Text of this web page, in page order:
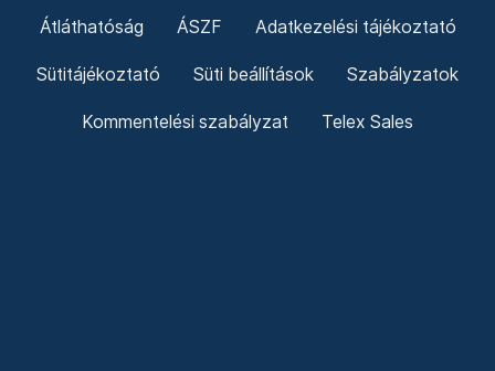
Átláthatóság ÁSZF Adatkezelési tájékoztató
Sütitájékoztató Süti beállítások Szabályzatok
Kommentelési szabályzat Telex Sales